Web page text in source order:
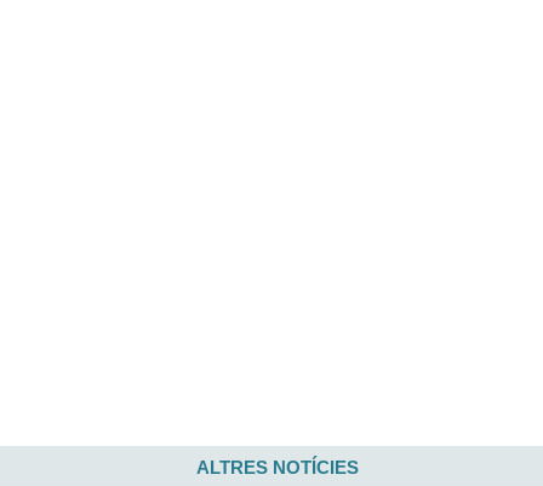
ALTRES NOTÍCIES